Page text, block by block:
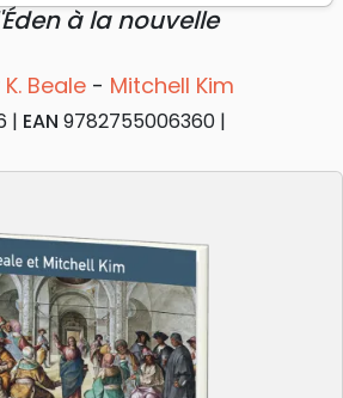
à la nouvelle
Beale - Mitchell Kim
EAN 9782755006360